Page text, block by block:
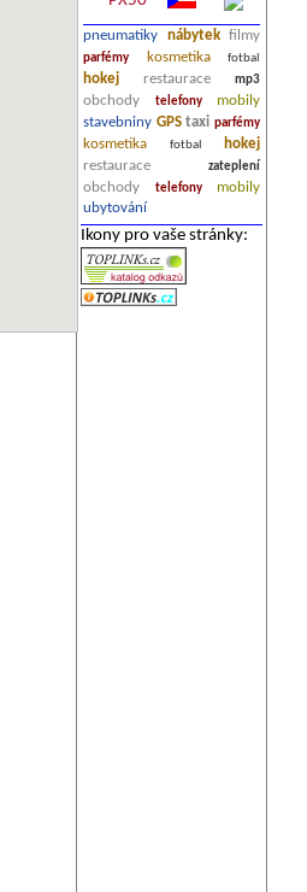
pneumatiky nábytek filmy
parfémy kosmetika fotbal
hokej restaurace mp3
obchody telefony
mobily
stavebniny GPS taxi parfémy
kosmetika fotbal
hokej
restaurace
zateplení
obchody telefony
mobily
ubytování
Ikony pro vaše stránky: